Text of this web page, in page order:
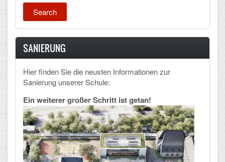
SANIERUNG
Hier finden Sie die neusten Informationen zur
Sanierung unserer Schule:
Ein weiterer großer Schritt ist getan!